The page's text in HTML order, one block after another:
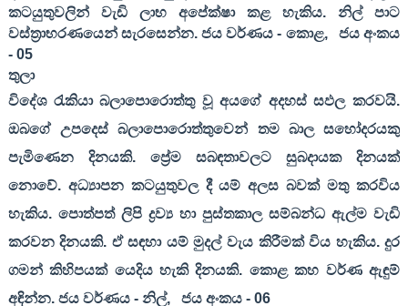
කටයුතුවලින් වැඩි ලාභ අපේක්ෂා කළ හැකිය. නිල් පාට
වස්ත්‍රාභරණයෙන් සැරසෙන්න. ජය වර්ණය - කොළ,
ජය අංකය
-05
තුලා
විදේශ රැකියා බලාපොරොත්තු වූ අයගේ අදහස් සඵල කරවයි.
ඔබගේ උපදෙස් බලාපොරොත්තුවෙන් තම බාල සහෝදරයකු
පැමිණෙන දිනයකි. ප්‍රේම සබඳතාවලට සුබදායක දිනයක්
නොවේ. අධ්‍යාපන කටයුතුවල දී යම් අලස බවක් මතු කරවිය
හැකිය. පොත්පත් ලිපි ද්‍රව්‍ය හා පුස්තකාල සම්බන්ධ ඇල්ම වැඩි
කරවන දිනයකි. ඒ සඳහා යම් මුදල් වැය කිරීමක් විය හැකිය. දුර
ගමන් කිහිපයක් යෙදිය හැකි දිනයකි. කොළ කහ වර්ණ ඇඳුම්
අඳින්න. ජය වර්ණය - නිල්, ජය අංකය - 06